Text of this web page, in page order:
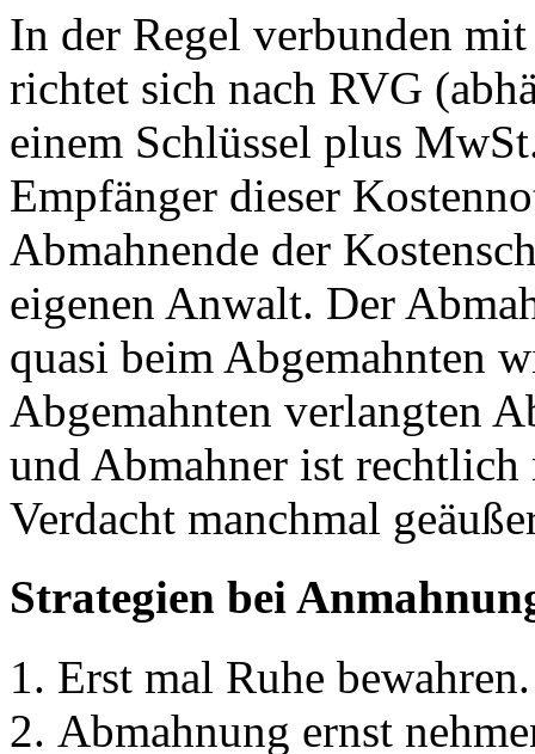
In der Regel verbunden
richtet sich nach RVG
einem Schlüssel plus
Empfänger dieser
Abmahnende der
eigenen Anwalt. Der
quasi beim Abgemahnten
Abgemahnten verlangten
und Abmahner ist
Verdacht manchmal
Strategien bei
Erst mal Ruhe bewahren.
Abmahnung ernst